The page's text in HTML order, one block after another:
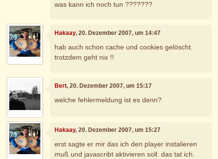
was kann ich noch tun ???????
Hakaay, 20. Dezember 2007, um 14:47
hab auch schon cache und cookies gelöscht.
trotzdem geht nix !!
Bert, 20. Dezember 2007, um 15:17
welche fehlermeldung ist es denn?
Hakaay, 20. Dezember 2007, um 15:27
erst sagte er mir das ich den player instalieren
muß und javascribt aktivieren soll. das tat ich.